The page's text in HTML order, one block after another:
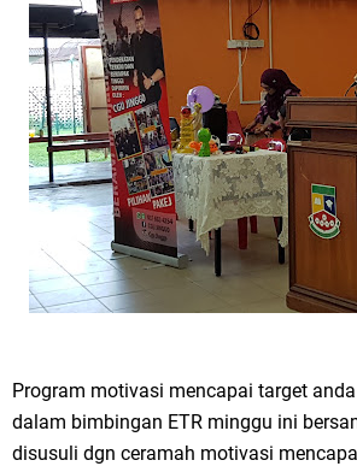
Program motivasi mencapai target
dalam bimbingan ETR minggu ini
disusuli dgn ceramah motivasi